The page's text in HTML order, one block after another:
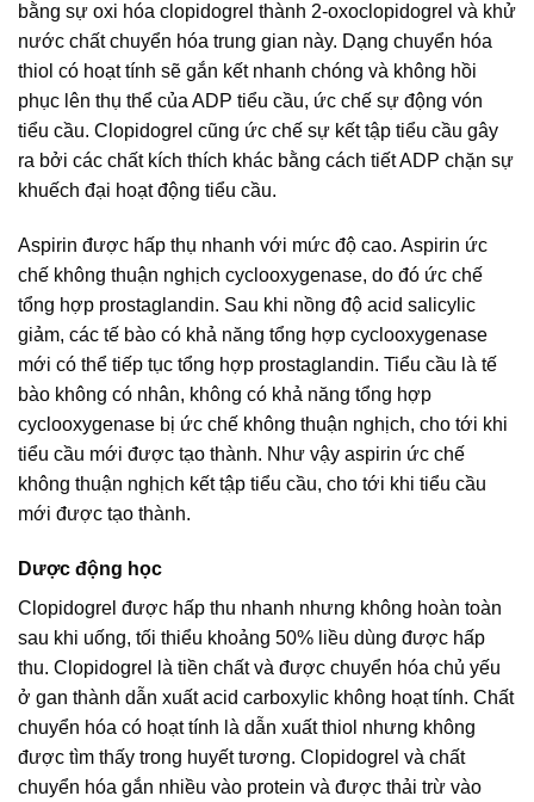
bằng sự oxi hóa clopidogrel thành 2-oxoclopidogrel và khử
nước chất chuyển hóa trung gian này. Dạng chuyển hóa
thiol có hoạt tính sẽ gắn kết nhanh chóng và không hồi
phục lên thụ thể của ADP tiểu cầu, ức chế sự động vón
tiểu cầu. Clopidogrel cũng ức chế sự kết tập tiểu cầu gây
ra bởi các chất kích thích khác bằng cách tiết ADP chặn sự
khuếch đại hoạt động tiểu cầu.
Aspirin được hấp thụ nhanh với mức độ cao. Aspirin ức
chế không thuận nghịch cyclooxygenase, do đó ức chế
tổng hợp prostaglandin. Sau khi nồng độ acid salicylic
giảm, các tế bào có khả năng tổng hợp cyclooxygenase
mới có thể tiếp tục tổng hợp prostaglandin. Tiểu cầu là tế
bào không có nhân, không có khả năng tổng hợp
cyclooxygenase bị ức chế không thuận nghịch, cho tới khi
tiểu cầu mới được tạo thành. Như vậy aspirin ức chế
không thuận nghịch kết tập tiểu cầu, cho tới khi tiểu cầu
mới được tạo thành.
Dược động học
Clopidogrel được hấp thu nhanh nhưng không hoàn toàn
sau khi uống, tối thiểu khoảng 50% liều dùng được hấp
thu. Clopidogrel là tiền chất và được chuyển hóa chủ yếu
ở gan thành dẫn xuất acid carboxylic không hoạt tính. Chất
chuyển hóa có hoạt tính là dẫn xuất thiol nhưng không
được tìm thấy trong huyết tương. Clopidogrel và chất
chuyển hóa gắn nhiều vào protein và được thải trừ vào